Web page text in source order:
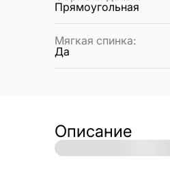
Прямоугольная
Мягкая спинка:
Да
Описание